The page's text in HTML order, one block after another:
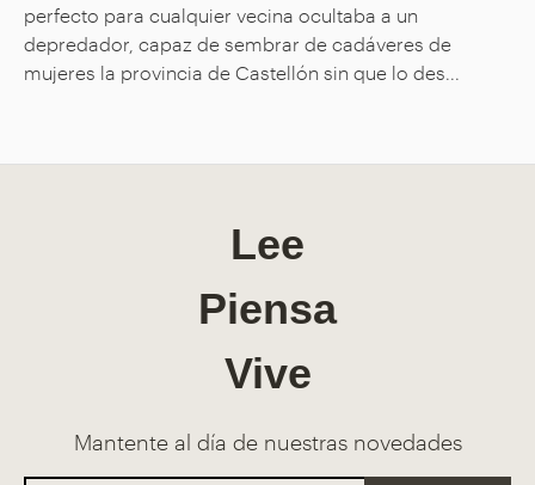
perfecto para cualquier vecina ocultaba a un
depredador, capaz de sembrar de cadáveres de
mujeres la provincia de Castellón sin que lo des...
Lee
Piensa
Vive
Mantente al día de nuestras novedades